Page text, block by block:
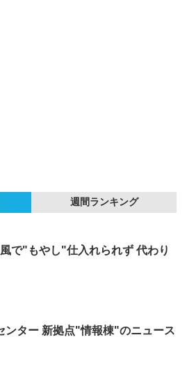
週間ランキング
で"もやし"仕入れられず 代わり
ンター 新拠点"情報棟"のニュース